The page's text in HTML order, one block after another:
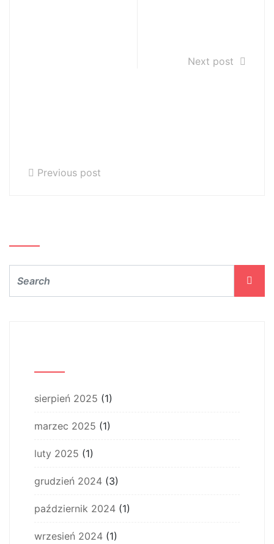
Previous post
Next post
sierpień 2025 (1)
marzec 2025 (1)
luty 2025 (1)
grudzień 2024 (3)
październik 2024 (1)
wrzesień 2024 (1)